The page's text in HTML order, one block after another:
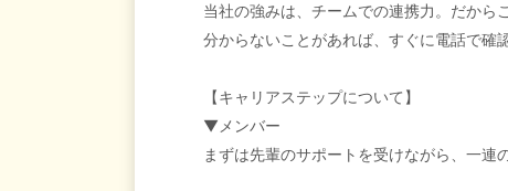
当社の強みは、チームでの連携力。だから
分からないことがあれば、すぐに電話で確
【キャリアステップについて】
▼メンバー
まずは先輩のサポートを受けながら、一連